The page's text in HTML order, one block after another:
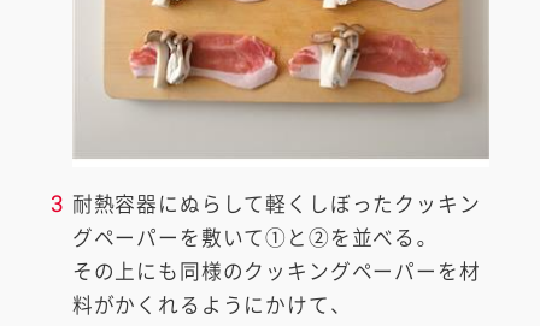
3 耐熱容器にぬらして軽くしぼったクッキン
グペーパーを敷いて①と②を並べる。
その上にも同様のクッキングペーパーを材
料がかくれるようにかけて、